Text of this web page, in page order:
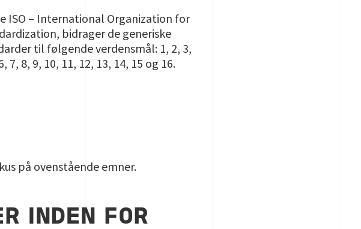
ISO – International Organization for
bidrager de generiske
til følgende verdensmål: 1, 2, 3,
7, 8, 9, 10, 11, 12, 13, 14, 15 og 16.
på ovenstående emner.
INDEN FOR